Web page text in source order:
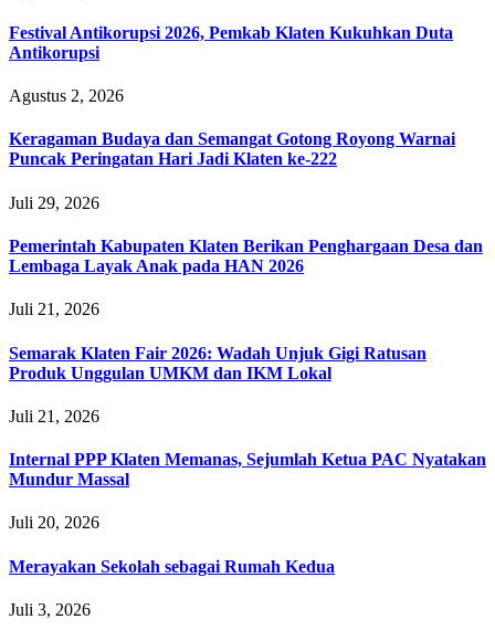
Festival Antikorupsi 2026, Pemkab Klaten Kukuhkan Duta
Antikorupsi
Agustus 2, 2026
Keragaman Budaya dan Semangat Gotong Royong Warnai
Puncak Peringatan Hari Jadi Klaten ke-222
Juli 29, 2026
Pemerintah Kabupaten Klaten Berikan Penghargaan Desa dan
Lembaga Layak Anak pada HAN 2026
Juli 21, 2026
Semarak Klaten Fair 2026: Wadah Unjuk Gigi Ratusan
Produk Unggulan UMKM dan IKM Lokal
Juli 21, 2026
Internal PPP Klaten Memanas, Sejumlah Ketua PAC Nyatakan
Mundur Massal
Juli 20, 2026
Merayakan Sekolah sebagai Rumah Kedua
Juli 3, 2026